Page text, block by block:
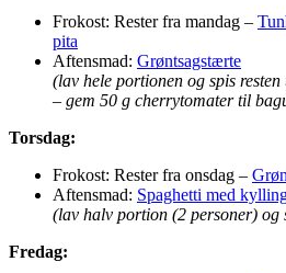
Frokost: Rester fra mandag –
pita
Aftensmad: Grøntsagstærte
(lav hele portionen og spis
– gem 50 g cherrytomater til
Torsdag:
Frokost: Rester fra onsdag –
Aftensmad: Spaghetti med
(lav halv portion (2 personer) og
Fredag: